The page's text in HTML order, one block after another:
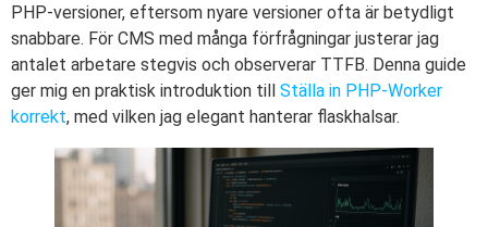
PHP-versioner, eftersom nyare versioner ofta är betydligt
snabbare. För CMS med många förfrågningar justerar jag
antalet arbetare stegvis och observerar TTFB. Denna guide
ger mig en praktisk introduktion till Ställa in PHP-Worker
korrekt, med vilken jag elegant hanterar flaskhalsar.